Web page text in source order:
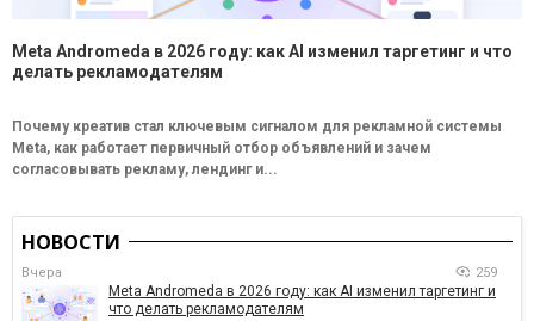
Meta Andromeda в 2026 году: как AI изменил таргетинг и что
делать рекламодателям
Почему креатив стал ключевым сигналом для рекламной системы
Meta, как работает первичный отбор объявлений и зачем
согласовывать рекламу, лендинг и...
НОВОСТИ
Вчера 259
Meta Andromeda в 2026 году: как AI изменил таргетинг и
что делать рекламодателям